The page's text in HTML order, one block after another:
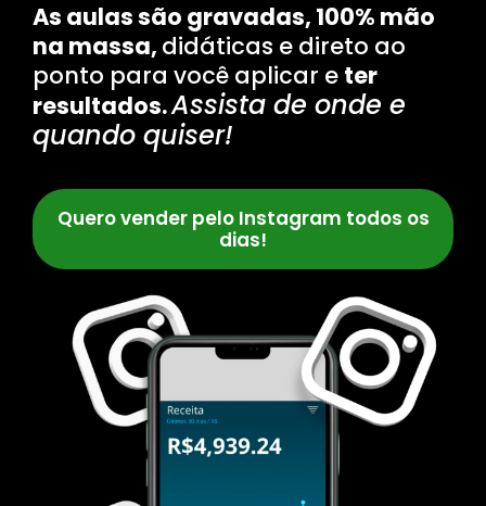
As aulas são gravadas, 100% mão
na massa, didáticas e direto ao
ponto para você aplicar e ter
resultados.Assista de onde e
quando quiser!
Quero vender pelo Instagram todos os
dias!